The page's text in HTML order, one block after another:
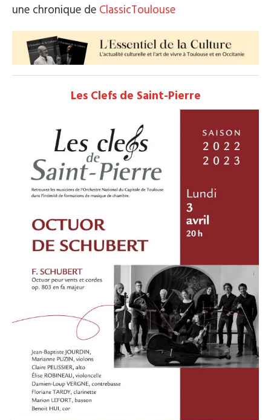
une chronique de ClassicToulouse
Les Clefs de Saint-Pierre